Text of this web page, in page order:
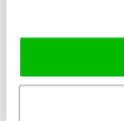
WELKEMAAT